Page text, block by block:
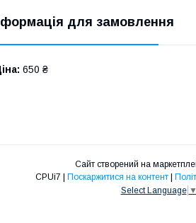
для замовлення
650 ₴
Сайт створений на
CPUi7 | Поскаржитися на контент |
Select Language ▼